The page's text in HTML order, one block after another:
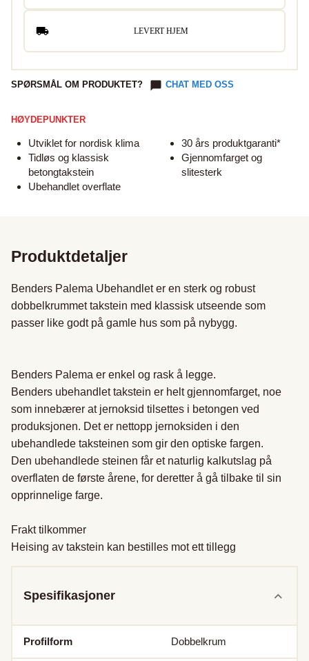
LEVERT HJEM
SPØRSMÅL OM PRODUKTET? CHAT MED OSS
HØYDEPUNKTER
Utviklet for nordisk klima
Tidløs og klassisk
betongtakstein
Ubehandlet overflate
30 års produktgaranti*
Gjennomfarget og
slitesterk
Produktdetaljer
Benders Palema Ubehandlet er en sterk og robust
dobbelkrummet takstein med klassisk utseende som
passer like godt på gamle hus som på nybygg.
Benders Palema er enkel og rask å legge.
Benders ubehandlet takstein er helt gjennomfarget, noe
som innebærer at jernoksid tilsettes i betongen ved
produksjonen. Det er nettopp jernoksiden i den
ubehandlede taksteinen som gir den optiske fargen.
Den ubehandlede steinen får et naturlig kalkutslag på
overflaten de første årene, for deretter å gå tilbake til sin
opprinnelige farge.
Frakt tilkommer
Heising av takstein kan bestilles mot ett tillegg
Spesifikasjoner
Profilform Dobbelkrum